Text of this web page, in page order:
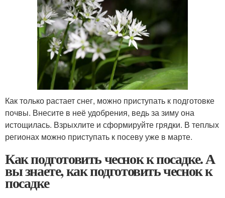
Как только растает снег, можно приступать к подготовке
почвы. Внесите в неё удобрения, ведь за зиму она
истощилась. Взрыхлите и сформируйте грядки. В теплых
регионах можно приступать к посеву уже в марте.
Как подготовить чеснок к посадке. А
вы знаете, как подготовить чеснок к
посадке